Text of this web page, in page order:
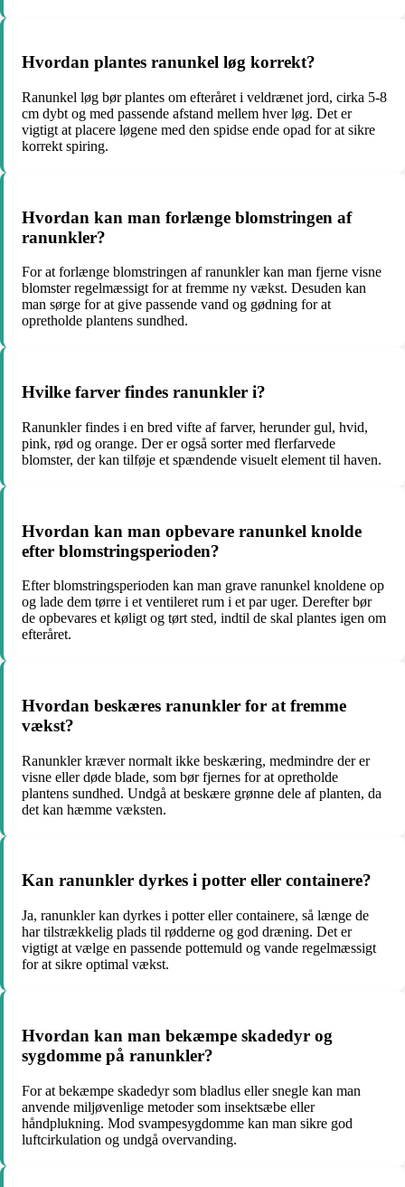
Hvordan plantes ranunkel løg korrekt?
Ranunkel løg bør plantes om efteråret i veldrænet jord, cirka 5-8
cm dybt og med passende afstand mellem hver løg. Det er
vigtigt at placere løgene med den spidse ende opad for at sikre
korrekt spiring.
Hvordan kan man forlænge blomstringen af
ranunkler?
For at forlænge blomstringen af ranunkler kan man fjerne visne
blomster regelmæssigt for at fremme ny vækst. Desuden kan
man sørge for at give passende vand og gødning for at
opretholde plantens sundhed.
Hvilke farver findes ranunkler i?
Ranunkler findes i en bred vifte af farver, herunder gul, hvid,
pink, rød og orange. Der er også sorter med flerfarvede
blomster, der kan tilføje et spændende visuelt element til haven.
Hvordan kan man opbevare ranunkel knolde
efter blomstringsperioden?
Efter blomstringsperioden kan man grave ranunkel knoldene op
og lade dem tørre i et ventileret rum i et par uger. Derefter bør
de opbevares et køligt og tørt sted, indtil de skal plantes igen om
efteråret.
Hvordan beskæres ranunkler for at fremme
vækst?
Ranunkler kræver normalt ikke beskæring, medmindre der er
visne eller døde blade, som bør fjernes for at opretholde
plantens sundhed. Undgå at beskære grønne dele af planten, da
det kan hæmme væksten.
Kan ranunkler dyrkes i potter eller containere?
Ja, ranunkler kan dyrkes i potter eller containere, så længe de
har tilstrækkelig plads til rødderne og god dræning. Det er
vigtigt at vælge en passende pottemuld og vande regelmæssigt
for at sikre optimal vækst.
Hvordan kan man bekæmpe skadedyr og
sygdomme på ranunkler?
For at bekæmpe skadedyr som bladlus eller snegle kan man
anvende miljøvenlige metoder som insektsæbe eller
håndplukning. Mod svampesygdomme kan man sikre god
luftcirkulation og undgå overvanding.